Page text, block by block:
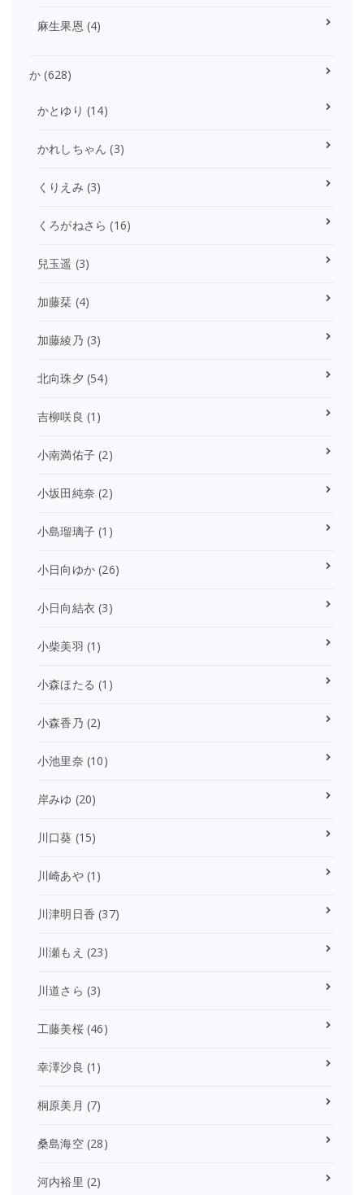
麻生果恩 (4)
か (628)
かとゆり (14)
かれしちゃん (3)
くりえみ (3)
くろがねさら (16)
兒玉遥 (3)
加藤栞 (4)
加藤綾乃 (3)
北向珠夕 (54)
吉柳咲良 (1)
小南満佑子 (2)
小坂田純奈 (2)
小島瑠璃子 (1)
小日向ゆか (26)
小日向結衣 (3)
小柴美羽 (1)
小森ほたる (1)
小森香乃 (2)
小池里奈 (10)
岸みゆ (20)
川口葵 (15)
川崎あや(1)
川津明日香 (37)
川瀬もえ (23)
川道さら (3)
工藤美桜(46)
幸澤沙良 (1)
桐原美月 (7)
桑島海空(28)
河内裕里 (2)